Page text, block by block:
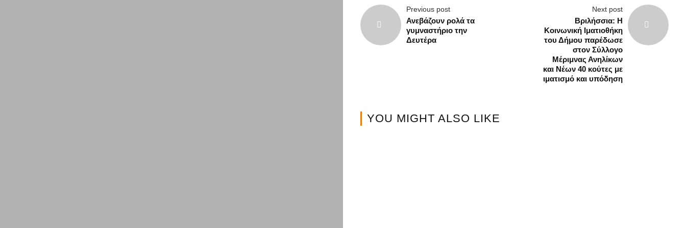
Travel
Αυτοκίνητο
Search
Previous post
Ανεβάζουν ρολά τα
γυμναστήριο την
Δευτέρα
Next post
Βριλήσσια: Η
Κοινωνική Ιματιοθήκη
του Δήμου παρέδωσε
στον Σύλλογο
Μέριμνας Ανηλίκων
και Νέων 40 κούτες με
ιματισμό και υπόδηση
YOU MIGHT ALSO LIKE